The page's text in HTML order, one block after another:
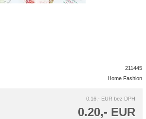
211445
Home Fashion
0.16,- EUR bez DPH
0.20,- EUR